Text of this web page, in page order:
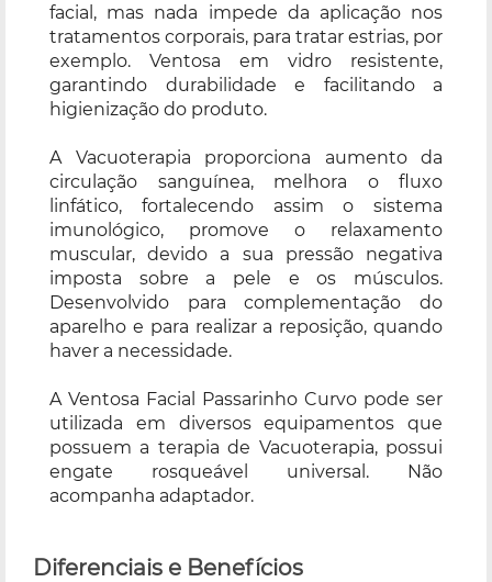
facial, mas nada impede da aplicação nos
tratamentos corporais, para tratar estrias, por
exemplo. Ventosa em vidro resistente,
garantindo durabilidade e facilitando a
higienização do produto.
A Vacuoterapia proporciona aumento da
circulação sanguínea, melhora o fluxo
linfático, fortalecendo assim o sistema
imunológico, promove o relaxamento
muscular, devido a sua pressão negativa
imposta sobre a pele e os músculos.
Desenvolvido para complementação do
aparelho e para realizar a reposição, quando
haver a necessidade.
A Ventosa Facial Passarinho Curvo pode ser
utilizada em diversos equipamentos que
possuem a terapia de Vacuoterapia, possui
engate rosqueável universal. Não
acompanha adaptador.
Diferenciais e Benefícios